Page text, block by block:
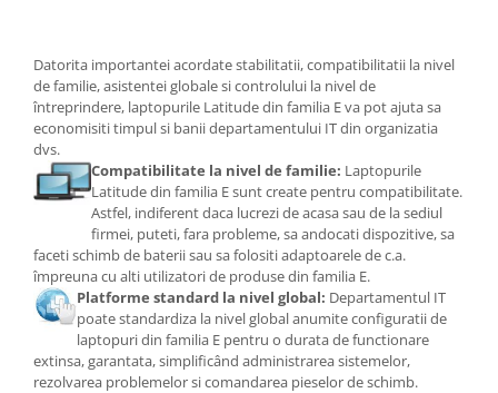
Datorita importantei acordate stabilitatii, compatibilitatii la nivel
de familie, asistentei globale si controlului la nivel de
întreprindere, laptopurile Latitude din familia E va pot ajuta sa
economisiti timpul si banii departamentului IT din organizatia
dvs.
Compatibilitate la nivel de familie: Laptopurile
Latitude din familia E sunt create pentru compatibilitate.
Astfel, indiferent daca lucrezi de acasa sau de la sediul
firmei, puteti, fara probleme, sa andocati dispozitive, sa
faceti schimb de baterii sau sa folositi adaptoarele de c.a.
împreuna cu alti utilizatori de produse din familia E.
Platforme standard la nivel global: Departamentul IT
poate standardiza la nivel global anumite configuratii de
laptopuri din familia E pentru o durata de functionare
extinsa, garantata, simplificând administrarea sistemelor,
rezolvarea problemelor si comandarea pieselor de schimb.